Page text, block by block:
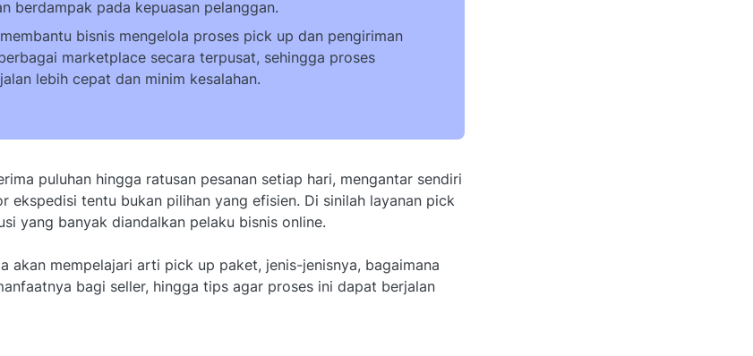
berdampak pada kepuasan pelanggan.
membantu bisnis mengelola proses pick up dan pengiriman
marketplace secara terpusat, sehingga proses
lebih cepat dan minim kesalahan.
puluhan hingga ratusan pesanan setiap hari, mengantar sendiri
ekspedisi tentu bukan pilihan yang efisien. Di sinilah layanan pick
yang banyak diandalkan pelaku bisnis online.
akan mempelajari arti pick up paket, jenis-jenisnya, bagaimana
bagi seller, hingga tips agar proses ini dapat berjalan